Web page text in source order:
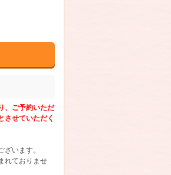
、ご予約いただ
させていただく
います。
れておりませ